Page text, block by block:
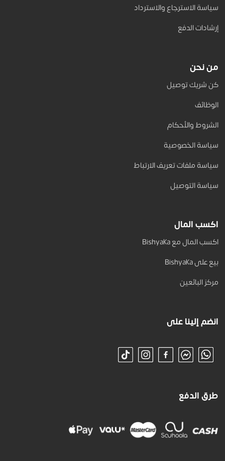
سياسة الاسترجاع والاسترداد
إرشادات الدفع
من نحن
كن شريك توصيل
الوظائف
الشروط والأحكام
سياسة الخصوصية
سياسة ملفات تعريف الارتباط
سياسة التوصيل
اكسب المال
اكسب المال مع Bishyaka
بيع على Bishyaka
مركز البائعين
انضم إلينا على
طرق الدفع